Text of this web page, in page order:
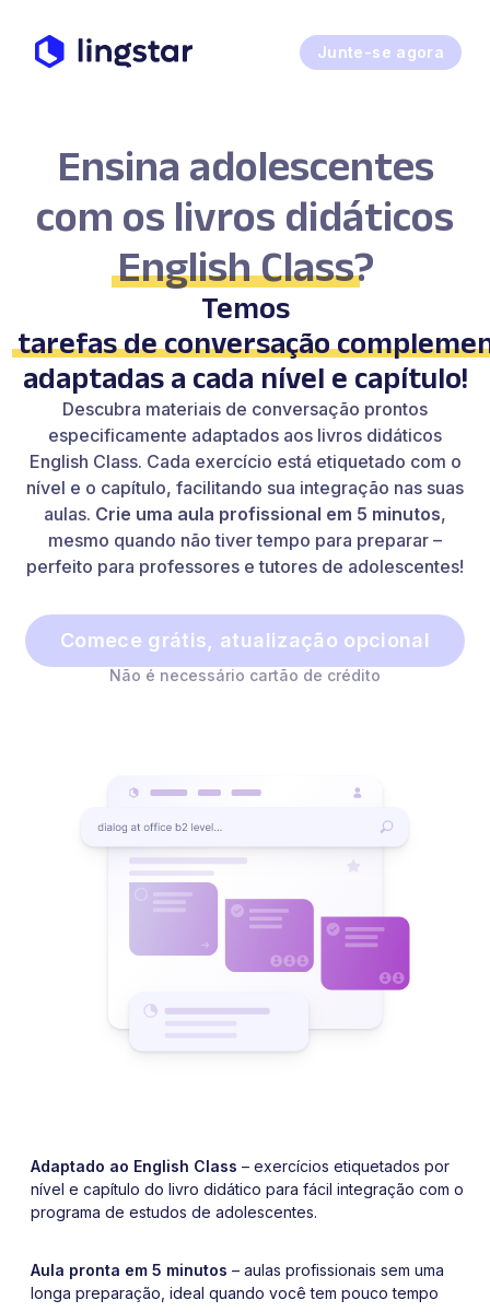
Junte-se agora
Ensina adolescentes
com os livros didáticos
English Class?
Temos
tarefas de conversação
adaptadas a cada nível e capítulo!
Descubra materiais de conversação prontos
especificamente adaptados aos livros didáticos
English Class. Cada exercício está etiquetado com o
nível e o capítulo, facilitando sua integração nas suas
aulas. Crie uma aula profissional em 5 minutos,
mesmo quando não tiver tempo para preparar –
perfeito para professores e tutores de adolescentes!
Comece grátis, atualização opcional
Não é necessário cartão de crédito
Adaptado ao English Class – exercícios etiquetados por
nível e capítulo do livro didático para fácil integração com o
programa de estudos de adolescentes.
Aula pronta em 5 minutos – aulas profissionais sem uma
longa preparação, ideal quando você tem pouco tempo